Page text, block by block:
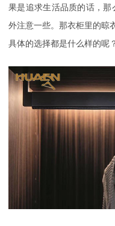
果是追求生活品质的话，那
外注意一些。那衣柜里的晾
具体的选择都是什么样的呢